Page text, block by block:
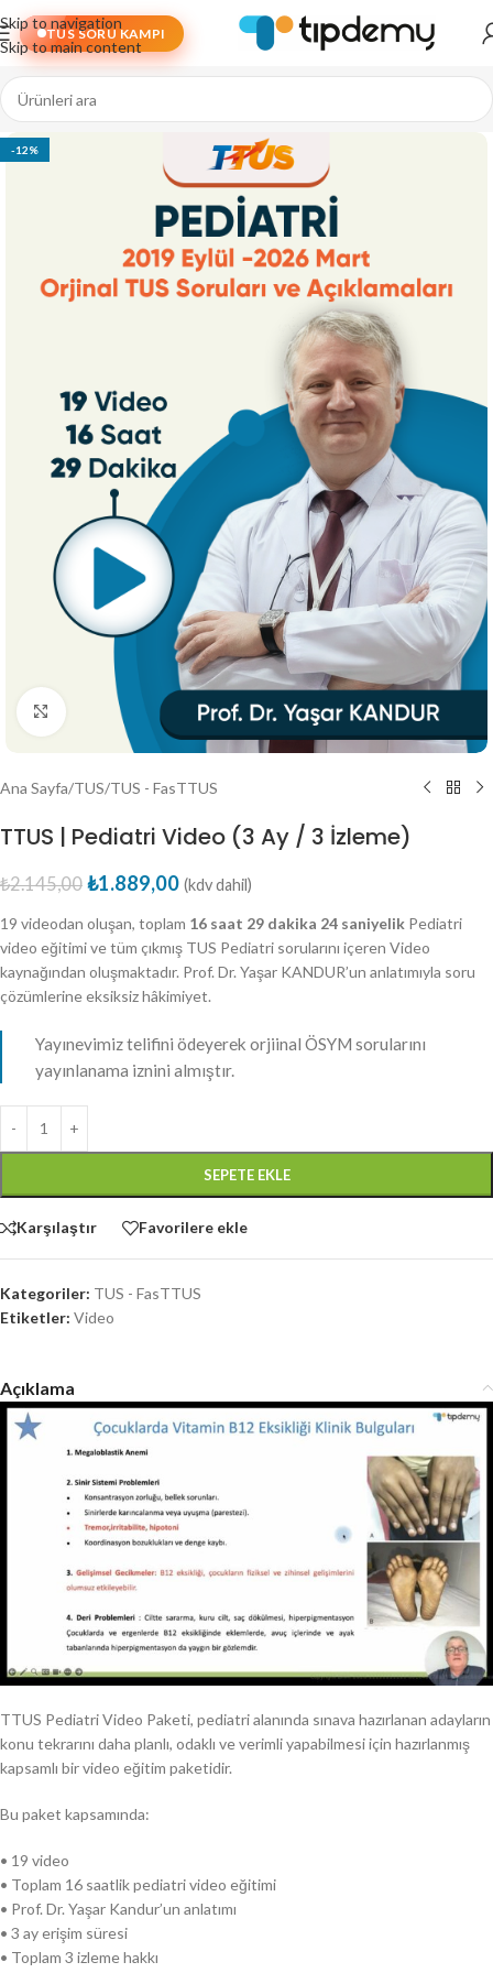
Skip to navigation
Skip to main content
TUS SORU KAMPI
-12%
Büyütmek için tıklayın
Ana Sayfa/TUS/TUS - FasTTUS
TTUS | Pediatri Video (3 Ay / 3 İzleme)
₺2.145,00 ₺1.889,00 (kdv dahil)
19 videodan oluşan, toplam 16 saat 29 dakika 24 saniyelik Pediatri
video eğitimi ve tüm çıkmış TUS Pediatri sorularını içeren Video
kaynağından oluşmaktadır. Prof. Dr. Yaşar KANDUR’un anlatımıyla soru
çözümlerine eksiksiz hâkimiyet.
Yayınevimiz telifini ödeyerek orjiinal ÖSYM sorularını
yayınlanama iznini almıştır.
SEPETE EKLE
Karşılaştır Favorilere ekle
Kategoriler: TUS - FasTTUS
Etiketler: Video
Açıklama
TTUS Pediatri Video Paketi, pediatri alanında sınava hazırlanan adayların
konu tekrarını daha planlı, odaklı ve verimli yapabilmesi için hazırlanmış
kapsamlı bir video eğitim paketidir.
Bu paket kapsamında:
• 19 video
• Toplam 16 saatlik pediatri video eğitimi
• Prof. Dr. Yaşar Kandur’un anlatımı
• 3 ay erişim süresi
• Toplam 3 izleme hakkı